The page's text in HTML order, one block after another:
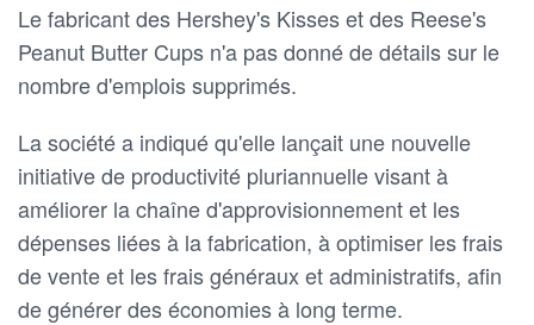
Le fabricant des Hershey's Kisses et des Reese's
Peanut Butter Cups n'a pas donné de détails sur le
nombre d'emplois supprimés.
La société a indiqué qu'elle lançait une nouvelle
initiative de productivité pluriannuelle visant à
améliorer la chaîne d'approvisionnement et les
dépenses liées à la fabrication, à optimiser les frais
de vente et les frais généraux et administratifs, afin
de générer des économies à long terme.